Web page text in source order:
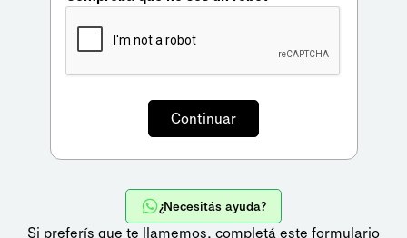
¿Necesitás ayuda?
Si preferís que te llamemos, completá este formulario